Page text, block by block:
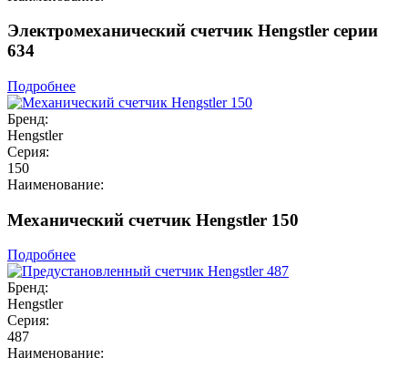
Электромеханический счетчик Hengstler серии
634
Подробнее
Бренд:
Hengstler
Серия:
150
Наименование:
Механический счетчик Hengstler 150
Подробнее
Бренд:
Hengstler
Серия:
487
Наименование: